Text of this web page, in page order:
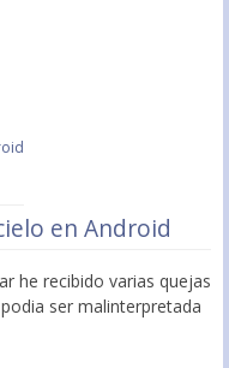
en Android
he recibido varias quejas
ser malinterpretada